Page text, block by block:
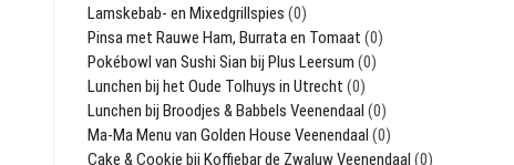
Lamskebab- en Mixedgrillspies (0)
Pinsa met Rauwe Ham, Burrata en Tomaat (0)
Pokébowl van Sushi Sian bij Plus Leersum (0)
Lunchen bij het Oude Tolhuys in Utrecht (0)
Lunchen bij Broodjes & Babbels Veenendaal (0)
Ma-Ma Menu van Golden House Veenendaal (0)
Cake & Cookie bij Koffiebar de Zwaluw Veenendaal (0)